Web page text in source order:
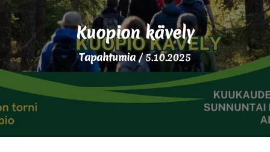
Kuopion kävely
Tapahtumia/5.10.2025